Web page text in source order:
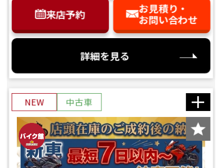
来店予約
お見積り・
お問い合わせ
詳細を見る
NEW 中古車